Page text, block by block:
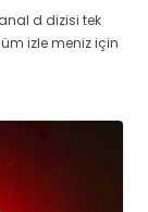
d dizisi tek
izle meniz için